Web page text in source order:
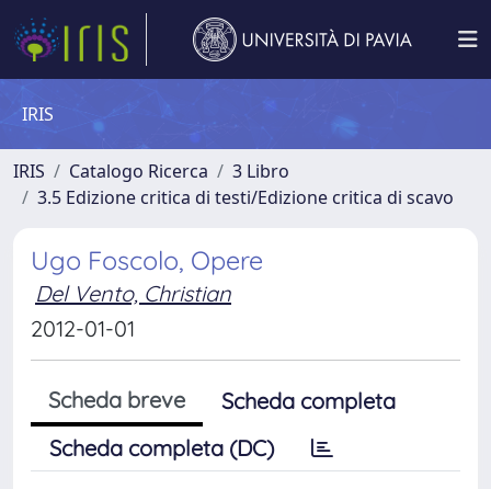
IRIS
IRIS Catalogo Ricerca
3 Libro
3.5 Edizione critica di testi/Edizione critica di scavo
Ugo Foscolo, Opere
Del Vento, Christian
2012-01-01
Scheda breve
Scheda completa
Scheda completa (DC)